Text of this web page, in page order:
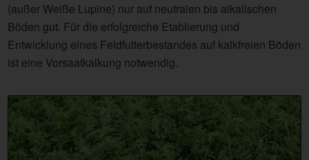
(außer Weiße Lupine) nur auf neutralen bis alkalischen
Böden gut. Für die erfolgreiche Etablierung und
Entwicklung eines Feldfutterbestandes auf kalkfreien Böden
ist eine Vorsaatkalkung notwendig.